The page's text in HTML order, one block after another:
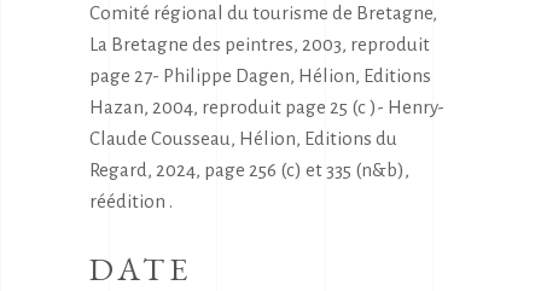
Comité régional du tourisme de Bretagne,
La Bretagne des peintres, 2003, reproduit
page 27- Philippe Dagen, Hélion, Editions
Hazan, 2004, reproduit page 25 (c )- Henry-
Claude Cousseau, Hélion, Editions du
Regard, 2024, page 256 (c) et 335 (n&b),
réédition .
DATE